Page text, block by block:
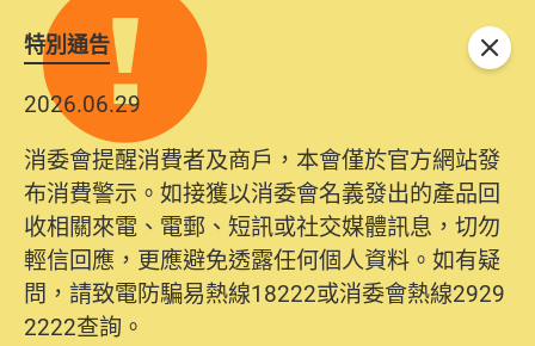
特別通告
2026.06.29
消委會提醒消費者及商戶，本會僅於官方網站發
布消費警示。如接獲以消委會名義發出的產品回
收相關來電、電郵、短訊或社交媒體訊息，切勿
輕信回應，更應避免透露任何個人資料。如有疑
問，請致電防騙易熱線18222或消委會熱線2929
2222查詢。
關閉